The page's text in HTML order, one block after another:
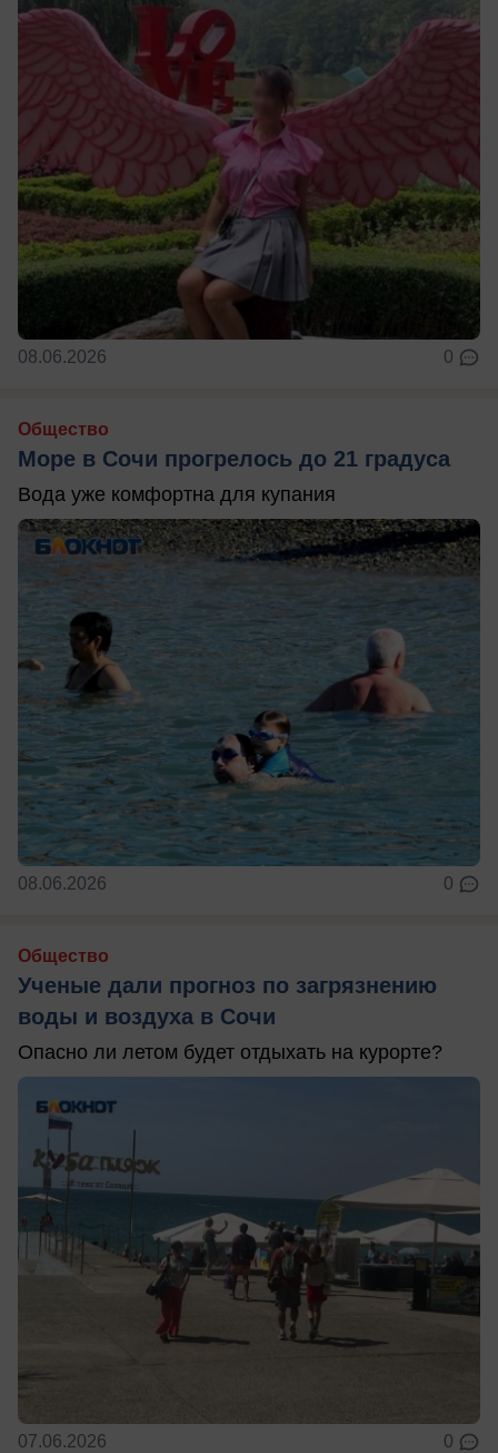
08.06.2026 0
Общество
Море в Сочи прогрелось до 21 градуса
Вода уже комфортна для купания
08.06.2026 0
Общество
Ученые дали прогноз по загрязнению
воды и воздуха в Сочи
Опасно ли летом будет отдыхать на курорте?
07.06.2026 0